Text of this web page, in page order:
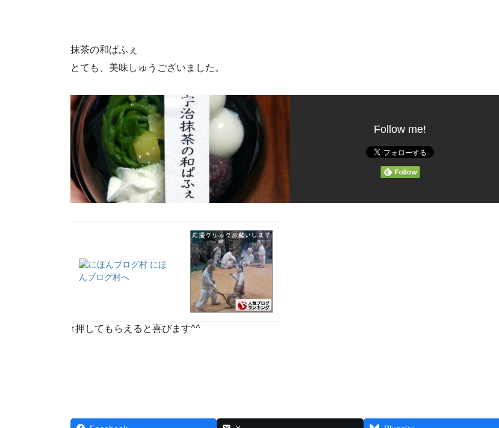
抹茶の和ぱふぇ
とても、美味しゅうございました。
Follow me!
↑押してもらえると喜びます^^